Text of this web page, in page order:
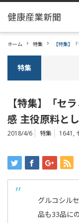
ホーム 特集 【特集】
特集
【特集】「セ
感 主役原料と
2018/4/6 特集 1641 ,
グルコシル
品も33品に